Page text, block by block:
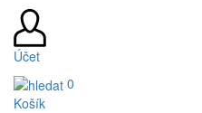
Účet
0
Košík